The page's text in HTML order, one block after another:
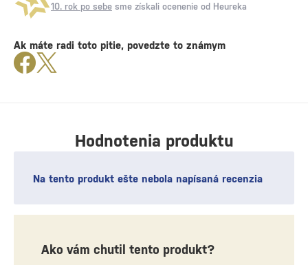
Hodnotenia produktu
Na tento produkt ešte nebola napísaná recenzia
Ako vám chutil tento produkt?
10. rok po sebe sme získali ocenenie od Heureka
Ak máte radi toto pitie, povedzte to známym